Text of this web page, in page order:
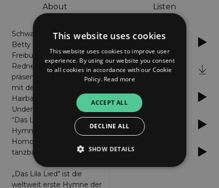
About Listen
Schwarzwald Drag Queen
Betty BBQ und der
Freiburger Musikartist
Redneck Jack
präsentieren gemeinsam
mit dem Band-Trio
Hairball Remedy den
Underground Remix von
“Das Lila Lied”: Die erste
Hymne der
Homosexuellen in
tanzbarem Gewand!
„Das Lila Lied“ ist die
weltweit erste Hymne der
Spotify
iTunes
Deezer
Apple Music
Amazon
This website uses cookies
This website uses cookies to improve user
experience. By using our website you consent
to all cookies in accordance with our Cookie
Policy. Read more
ACCEPT ALL
DECLINE ALL
SHOW DETAILS